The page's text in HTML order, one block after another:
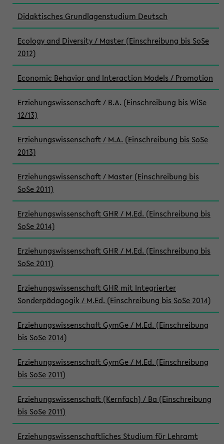
Didaktisches Grundlagenstudium Deutsch
Ecology and Diversity / Master (Einschreibung bis SoSe
2012)
Economic Behavior and Interaction Models / Promotion
Erziehungswissenschaft / B.A. (Einschreibung bis WiSe
12/13)
Erziehungswissenschaft / M.A. (Einschreibung bis SoSe
2013)
Erziehungswissenschaft / Master (Einschreibung bis
SoSe 2011)
Erziehungswissenschaft GHR / M.Ed. (Einschreibung bis
SoSe 2014)
Erziehungswissenschaft GHR / M.Ed. (Einschreibung bis
SoSe 2011)
Erziehungswissenschaft GHR mit Integrierter
Sonderpädagogik / M.Ed. (Einschreibung bis SoSe 2014)
Erziehungswissenschaft GymGe / M.Ed. (Einschreibung
bis SoSe 2014)
Erziehungswissenschaft GymGe / M.Ed. (Einschreibung
bis SoSe 2011)
Erziehungswissenschaft (Kernfach) / Ba (Einschreibung
bis SoSe 2011)
Erziehungswissenschaftliches Studium für Lehramt